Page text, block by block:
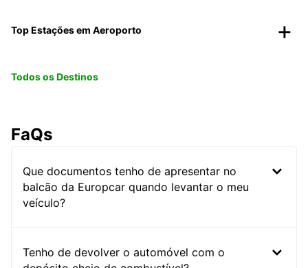
Top Estações em Aeroporto
Todos os Destinos
FaQs
Que documentos tenho de apresentar no
balcão da Europcar quando levantar o meu
veículo?
Tenho de devolver o automóvel com o